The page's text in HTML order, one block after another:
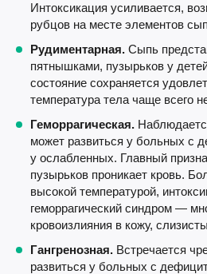
Интоксикация усиливается,
рубцов на месте элементов
Рудиментарная. Сыпь
пятнышками, пузырьков у
состояние сохраняется
температура тела чаще всего
Геморрагическая.
может развиться у больных с
у ослабленных. Главный
пузырьков проникает кровь.
высокой температурой,
геморрагический синдром —
кровоизлияния в кожу,
Гангренозная. Встречается
развиться у больных с